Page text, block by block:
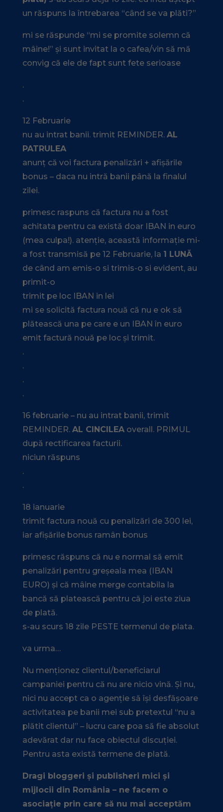
un răspuns la întrebarea “când se va plăti?”
mi se răspunde “mi se promite solemn că
mâine!” și sunt invitat la o cafea/vin să mă
convig că ele de fapt sunt fete serioase
.
.
12 Februarie
nu au intrat banii. trimit REMINDER. AL
PATRULEA
anunț că voi factura penalizări + afișările
bonus – daca nu intră banii până la finalul
zilei.
primesc raspuns că factura nu a fost
achitata pentru ca există doar IBAN in euro
(mea culpa!). atenție, această informație mi-
a fost transmisă pe 12 Februarie, la 1 LUNĂ
de când am emis-o si trimis-o si evident, au
primit-o
trimit pe loc IBAN in lei
mi se solicită factura nouă că nu e ok să
plătească una pe care e un IBAN în euro
emit factură nouă pe loc și trimit.
.
.
.
.
16 februarie – nu au intrat banii, trimit
REMINDER. AL CINCILEAoverall. PRIMUL
după rectificarea facturii.
niciun răspuns
.
.
18 ianuarie
trimit factura nouă cu penalizări de 300 lei,
iar afișările bonus ramân bonus
primesc răspuns că nu e normal să emit
penalizări pentru greșeala mea (IBAN
EURO) și că mâine merge contabila la
bancă să platească pentru că joi este ziua
de plată.
s-au scurs 18 zile PESTE termenul de plata.
va urma…
Nu menționez clientul/beneficiarul
campaniei pentru că nu are nicio vină. Și nu,
nici nu accept ca o agenție să își desfășoare
activitatea pe banii mei sub pretextul “nu a
plătit clientul” – lucru care poa să fie absolut
adevărat dar nu face obiectul discuției.
Pentru asta există termene de plată.
Dragi bloggeri și publisheri mici și
mijlocii din România – ne facem o
asociație prin care să nu mai acceptăm